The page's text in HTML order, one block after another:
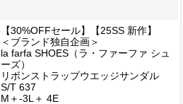
【30%OFFセール】【25SS 新作】
＜ブランド独自企画＞
la farfa SHOES（ラ・ファーファ シュ
ーズ）
リボンストラップウエッジサンダル
S/T 637
M＋-3L＋ 4E